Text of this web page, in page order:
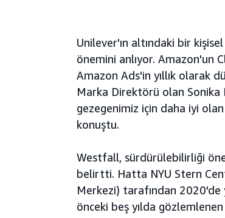
Unilever'ın altındaki bir
önemini anlıyor. Amazon'un
Amazon Ads'in yıllık olarak
Marka Direktörü olan
gezegenimiz için daha iyi
konuştu.
Westfall, sürdürülebilirliği
belirtti. Hatta NYU Stern
Merkezi) tarafından
önceki beş yılda